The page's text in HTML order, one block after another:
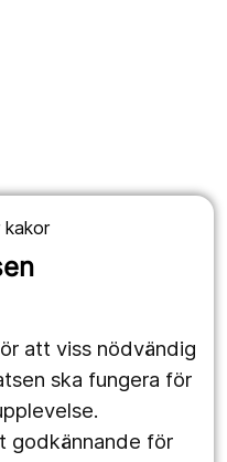
kakor
att viss nödvändig
ska fungera för
godkännande för